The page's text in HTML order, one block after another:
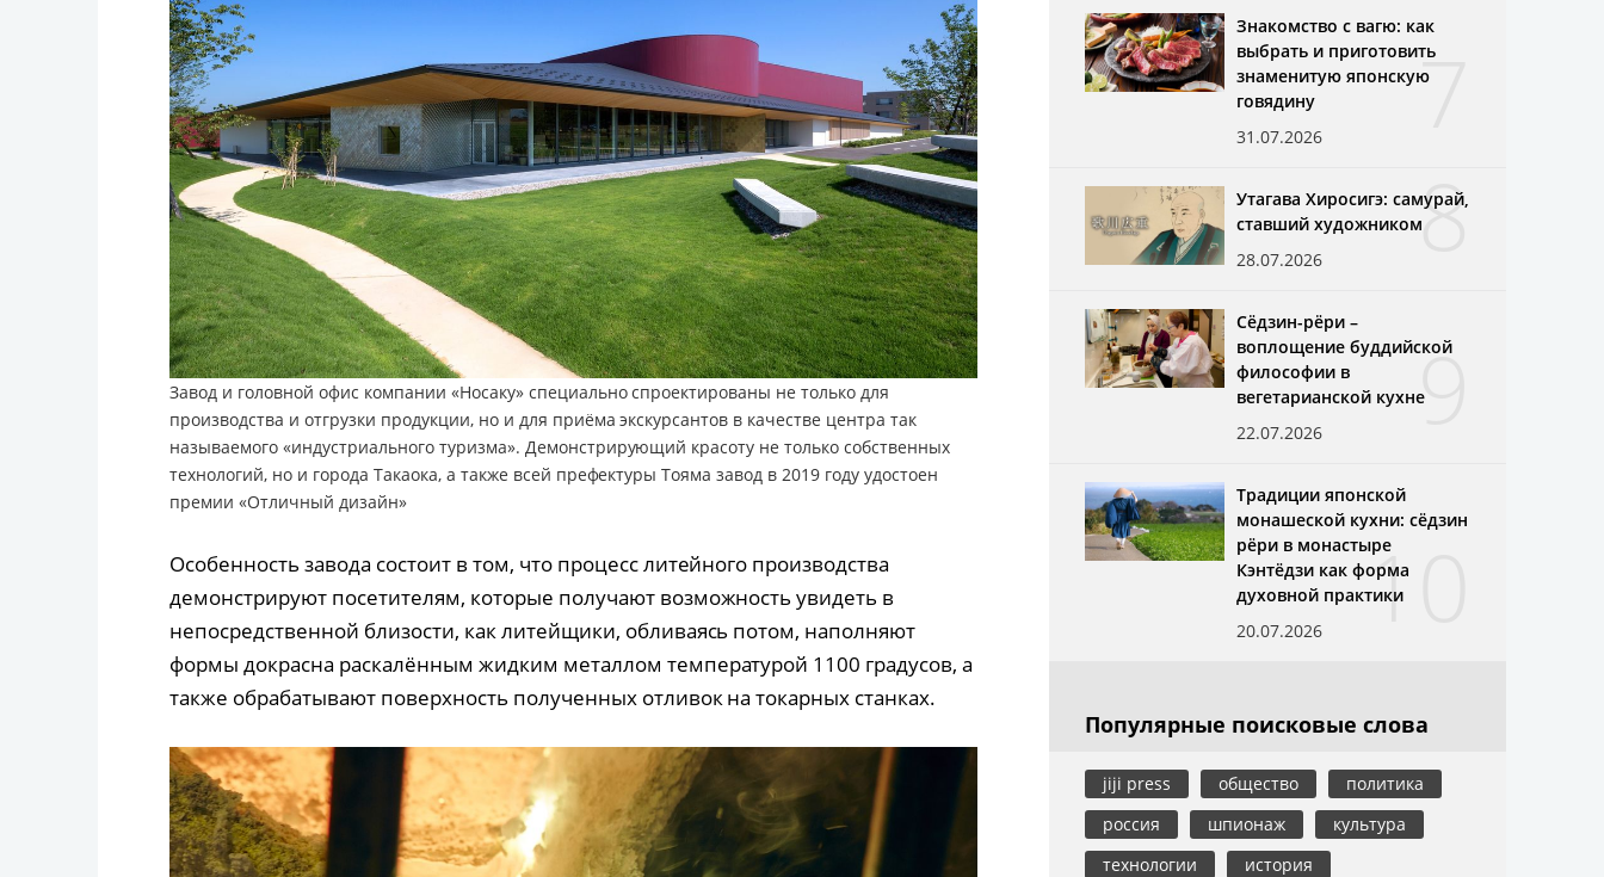
Завод и головной офис компании «Носаку» специально спроектированы не только для
производства и отгрузки продукции, но и для приёма экскурсантов в качестве центра так
называемого «индустриального туризма». Демонстрирующий красоту не только собственных
технологий, но и города Такаока, а также всей префектуры Тояма завод в 2019 году удостоен
премии «Отличный дизайн»
Особенность завода состоит в том, что процесс литейного производства
демонстрируют посетителям, которые получают возможность увидеть в
непосредственной близости, как литейщики, обливаясь потом, наполняют
формы докрасна раскалённым жидким металлом температурой 1100 градусов, а
также обрабатывают поверхность полученных отливок на токарных станках.
7
Знакомство с вагю: как
выбрать и приготовить
знаменитую японскую
говядину
31.07.2026
8
Утагава Хиросигэ: самурай,
ставший художником
28.07.2026
9
Сёдзин-рёри –
воплощение буддийской
философии в
вегетарианской кухне
22.07.2026
10
Традиции японской
монашеской кухни: сёдзин
рёри в монастыре
Кэнтёдзи как форма
духовной практики
20.07.2026
Популярные поисковые слова
jiji press общество
политика
россия
шпионаж
культура
технологии
история